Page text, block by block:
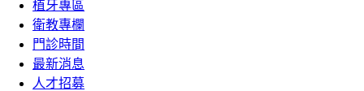
植牙專區
衛教專欄
門診時間
最新消息
人才招募